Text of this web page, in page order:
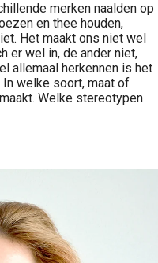
merken naalden op
en thee houden,
Het maakt ons niet wel
er wel in, de ander niet,
allemaal herkennen is het
In welke soort, maat of
Welke stereotypen